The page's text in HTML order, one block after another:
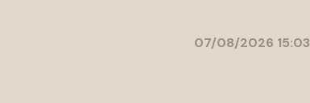
07/08/2026 15:03